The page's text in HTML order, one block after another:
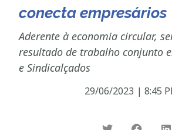
conecta empresários
Aderente à economia circular,
resultado de trabalho conjunto
e Sindicalçados
29/06/2023 | 8:45